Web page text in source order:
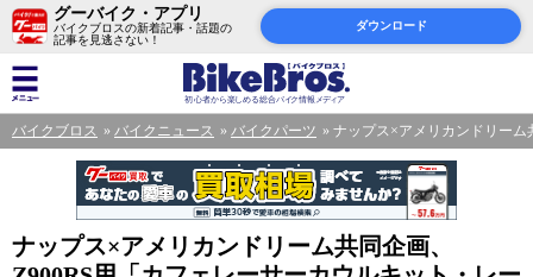
グーバイク・アプリ
バイクブロスの新着記事・話題の
記事を見逃さない！
ダウンロード
バイクブロス バイクニュース バイクパーツ ナップス×アメリカンドリーム
ナップス×アメリカンドリーム共同企画、